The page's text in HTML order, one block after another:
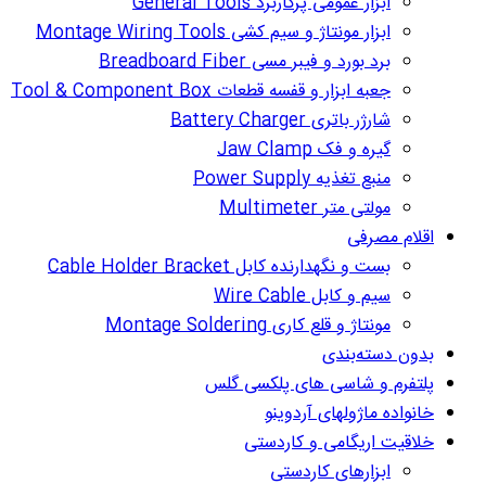
ابزار مونتاژ و سیم کشی Montage Wiring Tools
برد بورد و فیبر مسی Breadboard Fiber
جعبه ابزار و قفسه قطعات Tool & Component Box
شارژر باتری Battery Charger
گیره و فک Jaw Clamp
منبع تغذیه Power Supply
مولتی متر Multimeter
اقلام مصرفی
بست و نگهدارنده کابل Cable Holder Bracket
سیم و کابل Wire Cable
مونتاژ و قلع کاری Montage Soldering
بدون دسته‌بندی
پلتفرم و شاسی های پلکسی گلس
خانواده ماژولهای آردوینو
خلاقیت اریگامی و کاردستی
ابزارهای کاردستی